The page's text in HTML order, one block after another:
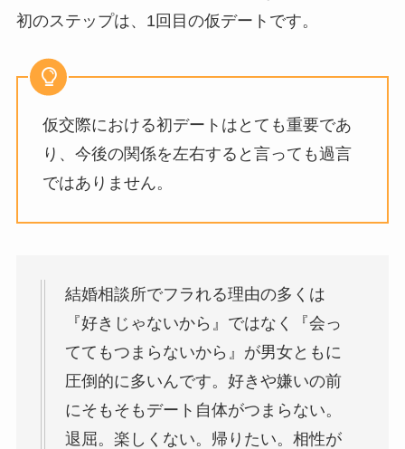
初のステップは、1回目の仮デートです。
仮交際における初デートはとても重要であ
り、今後の関係を左右すると言っても過言
ではありません。
結婚相談所でフラれる理由の多くは
『好きじゃないから』ではなく『会っ
ててもつまらないから』が男女ともに
圧倒的に多いんです。好きや嫌いの前
にそもそもデート自体がつまらない。
退屈。楽しくない。帰りたい。相性が